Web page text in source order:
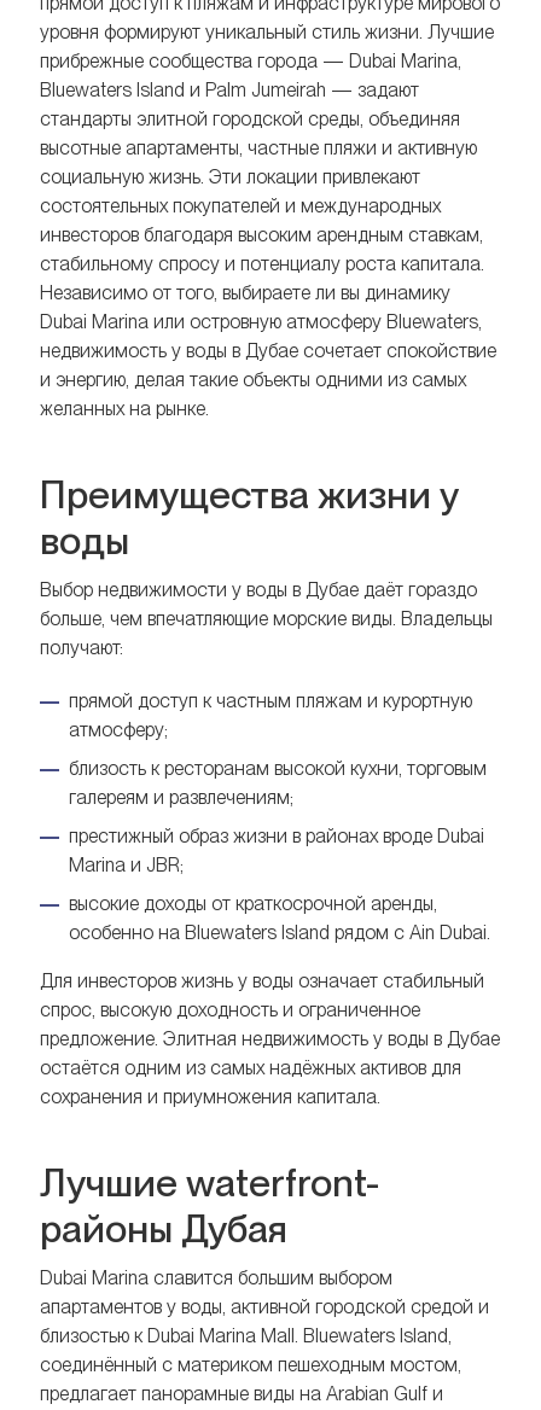
уровня формируют уникальный стиль жизни. Лучшие
прибрежные сообщества города — Dubai Marina,
Bluewaters Island и Palm Jumeirah — задают
стандарты элитной городской среды, объединяя
высотные апартаменты, частные пляжи и активную
социальную жизнь. Эти локации привлекают
состоятельных покупателей и международных
инвесторов благодаря высоким арендным ставкам,
стабильному спросу и потенциалу роста капитала.
Независимо от того, выбираете ли вы динамику
Dubai Marina или островную атмосферу Bluewaters,
недвижимость у воды в Дубае сочетает спокойствие
и энергию, делая такие объекты одними из самых
желанных на рынке.
Преимущества жизни у
воды
Выбор недвижимости у воды в Дубае даёт гораздо
больше, чем впечатляющие морские виды. Владельцы
получают:
прямой доступ к частным пляжам и курортную
атмосферу;
близость к ресторанам высокой кухни, торговым
галереям и развлечениям;
престижный образ жизни в районах вроде Dubai
Marina и JBR;
высокие доходы от краткосрочной аренды,
особенно на Bluewaters Island рядом с Ain Dubai.
Для инвесторов жизнь у воды означает стабильный
спрос, высокую доходность и ограниченное
предложение. Элитная недвижимость у воды в Дубае
остаётся одним из самых надёжных активов для
сохранения и приумножения капитала.
Лучшие waterfront-
районы Дубая
Dubai Marina славится большим выбором
апартаментов у воды, активной городской средой и
близостью к Dubai Marina Mall. Bluewaters Island,
соединённый с материком пешеходным мостом,
предлагает панорамные виды на Arabian Gulf и